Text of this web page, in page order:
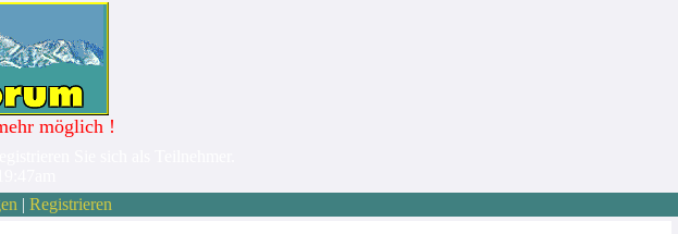
möglich !
| Registrieren